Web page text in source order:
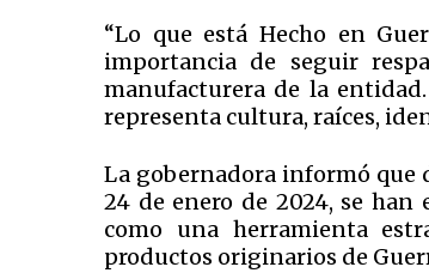
“Lo que está Hecho en
importancia de seguir
manufacturera de la
representa cultura, raíces,
La gobernadora informó que
24 de enero de 2024, se
como una herramienta
productos originarios de